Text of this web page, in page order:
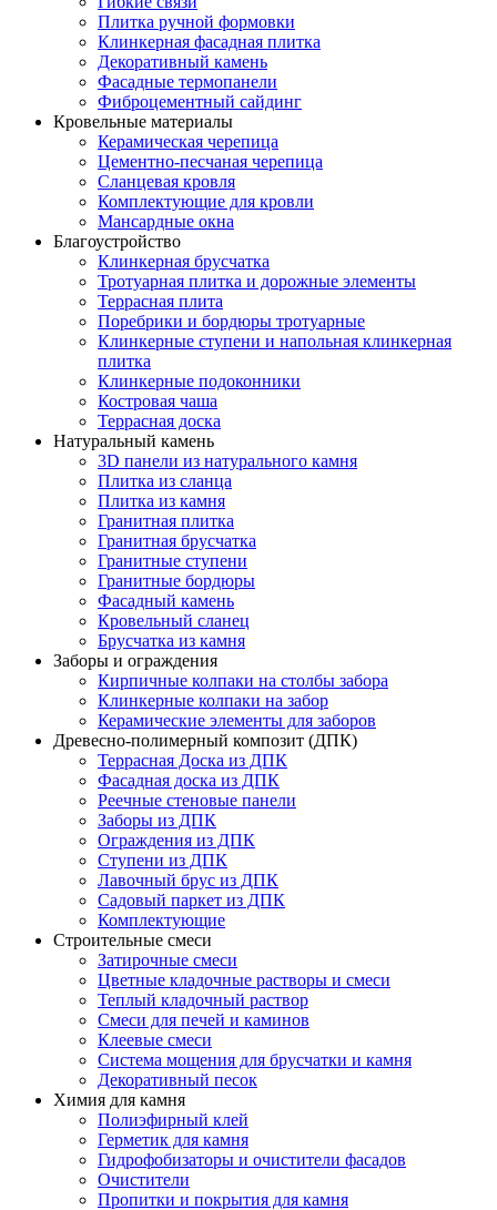
Плитка ручной формовки
Клинкерная фасадная плитка
Декоративный камень
Фасадные термопанели
Фиброцементный сайдинг
Кровельные материалы
Керамическая черепица
Цементно-песчаная черепица
Сланцевая кровля
Комплектующие для кровли
Мансардные окна
Благоустройство
Клинкерная брусчатка
Тротуарная плитка и дорожные элементы
Террасная плита
Поребрики и бордюры тротуарные
Клинкерные ступени и напольная клинкерная
плитка
Клинкерные подоконники
Костровая чаша
Террасная доска
Натуральный камень
3D панели из натурального камня
Плитка из сланца
Плитка из камня
Гранитная плитка
Гранитная брусчатка
Гранитные ступени
Гранитные бордюры
Фасадный камень
Кровельный сланец
Брусчатка из камня
Заборы и ограждения
Кирпичные колпаки на столбы забора
Клинкерные колпаки на забор
Керамические элементы для заборов
Древесно-полимерный композит (ДПК)
Террасная Доска из ДПК
Фасадная доска из ДПК
Реечные стеновые панели
Заборы из ДПК
Ограждения из ДПК
Ступени из ДПК
Лавочный брус из ДПК
Садовый паркет из ДПК
Комплектующие
Строительные смеси
Затирочные смеси
Цветные кладочные растворы и смеси
Теплый кладочный раствор
Смеси для печей и каминов
Клеевые смеси
Система мощения для брусчатки и камня
Декоративный песок
Химия для камня
Полиэфирный клей
Герметик для камня
Гидрофобизаторы и очистители фасадов
Очистители
Пропитки и покрытия для камня